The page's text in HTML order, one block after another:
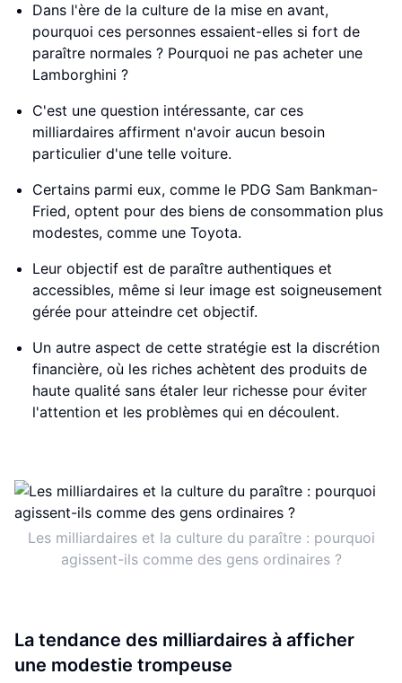
Dans l'ère de la culture de la mise en avant,
pourquoi ces personnes essaient-elles si fort de
paraître normales ? Pourquoi ne pas acheter une
Lamborghini ?
C'est une question intéressante, car ces
milliardaires affirment n'avoir aucun besoin
particulier d'une telle voiture.
Certains parmi eux, comme le PDG Sam Bankman-
Fried, optent pour des biens de consommation plus
modestes, comme une Toyota.
Leur objectif est de paraître authentiques et
accessibles, même si leur image est soigneusement
gérée pour atteindre cet objectif.
Un autre aspect de cette stratégie est la discrétion
financière, où les riches achètent des produits de
haute qualité sans étaler leur richesse pour éviter
l'attention et les problèmes qui en découlent.
Les milliardaires et la culture du paraître : pourquoi
agissent-ils comme des gens ordinaires ?
La tendance des milliardaires à afficher
une modestie trompeuse